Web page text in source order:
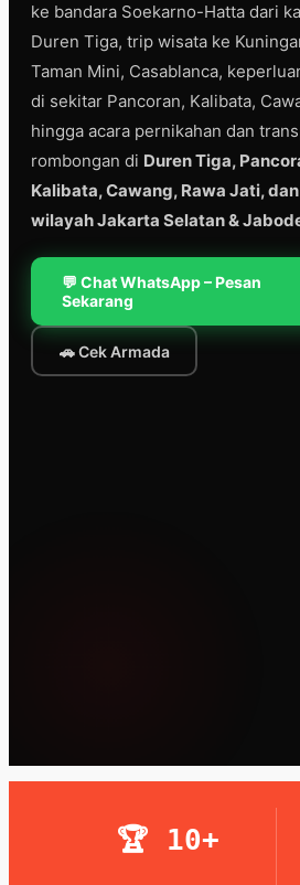
ke bandara Soekarno-Hatta dari
Duren Tiga, trip wisata ke
Taman Mini, Casablanca,
di sekitar Pancoran, Kalibata,
hingga acara pernikahan dan
rombongan di Duren Tiga,
Kalibata, Cawang, Rawa Jati,
wilayah Jakarta Selatan &
💬 Chat WhatsApp – Pesan
Sekarang
🚗 Cek Armada
🏆 10+